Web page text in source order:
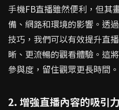
手機FB直播雖然便利，但其
備、網路和環境的影響。透
技巧，我們可以有效提升直
晰、更流暢的觀看體驗。這
參與度，留住觀眾更長時間。
2. 增強直播內容的吸引力